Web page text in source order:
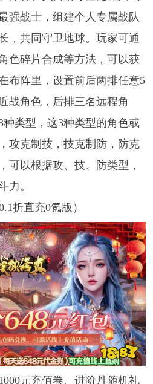
强战士，组建个人专属战队
，共同守卫地球。玩家可通
色碎片合成等方法，可以获
布阵里，设置前后两排任意5
战角色，后排三名远程角
类型，这3种类型的角色或
攻克制技，技克制防，防克
可以根据攻、技、防类型，
力。
折直充0氪版）
元充值卷、进阶丹随机礼